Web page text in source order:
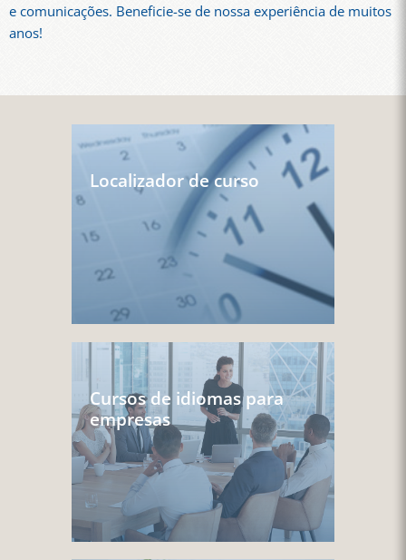
e comunicações. Beneficie-se de nossa experiência de muitos
anos!
Localizador de curso
Cursos de idiomas para
empresas